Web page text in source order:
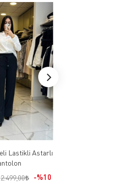
Lastikli Astarlı
2.499,00 %10